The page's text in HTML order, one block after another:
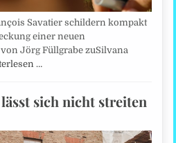
Savatier schildern kompakt
einer neuen
Jörg Füllgrabe zuSilvana
…
sich nicht streiten